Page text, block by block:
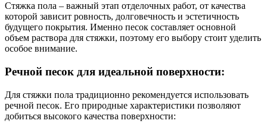
Стяжка пола – важный этап отделочных работ, от качества
которой зависит ровность, долговечность и эстетичность
будущего покрытия. Именно песок составляет основной
объем раствора для стяжки, поэтому его выбору стоит уделить
особое внимание.
Речной песок для идеальной поверхности:
Для стяжки пола традиционно рекомендуется использовать
речной песок. Его природные характеристики позволяют
добиться высокого качества поверхности: